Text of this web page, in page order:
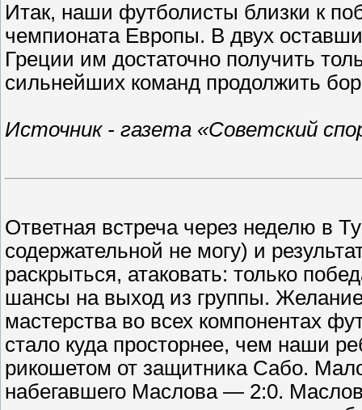
Итак, наши футболисты близки к
чемпионата Европы. В двух
Греции им достаточно получить
сильнейших команд продолжить
Источник - газета «Советский
Ответная встреча через неделю в
содержательной не могу) и
раскрыться, атаковать: только
шансы на выход из группы.
мастерства во всех компонентах
стало куда просторнее, чем наши
рикошетом от защитника Сабо.
набегавшего Маслова — 2:0.